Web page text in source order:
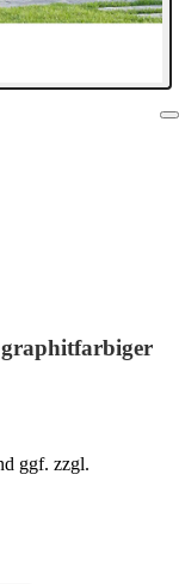
graphitfarbiger
ggf. zzgl.